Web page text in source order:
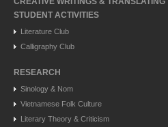
STUDENT ACTIVITIES
Literature Club
Calligraphy Club
RESEARCH
Sinology & Nom
Vietnamese Folk Culture
Literary Theory & Criticism